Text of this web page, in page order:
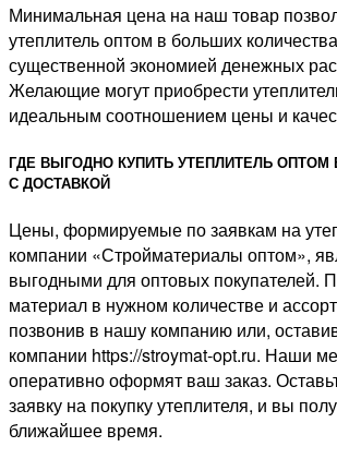
Минимальная цена на наш товар
утеплитель оптом в больших
существенной экономией денежных
Желающие могут приобрести
идеальным соотношением цены и
ГДЕ ВЫГОДНО КУПИТЬ УТЕПЛИТЕЛЬ
С ДОСТАВКОЙ
Цены, формируемые по заявкам на
компании «Стройматериалы оптом»,
выгодными для оптовых покупателей.
материал в нужном количестве и
позвонив в нашу компанию или,
компании https://stroymat-opt.ru. Наши
оперативно оформят ваш заказ.
заявку на покупку утеплителя, и вы
ближайшее время.